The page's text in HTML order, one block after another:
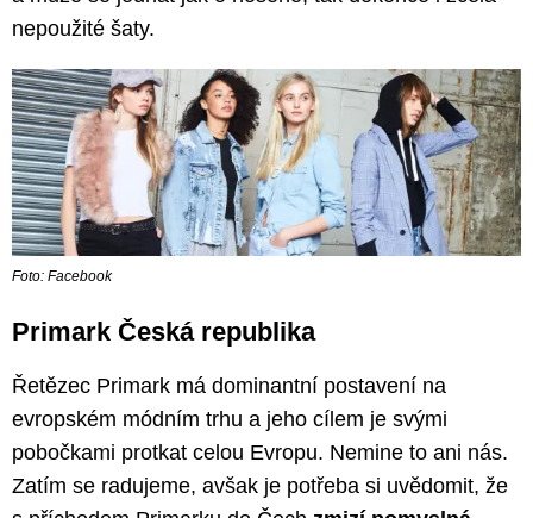
nepoužité šaty.
Foto: Facebook
Primark Česká republika
Řetězec Primark má dominantní postavení na
evropském módním trhu a jeho cílem je svými
pobočkami protkat celou Evropu. Nemine to ani nás.
Zatím se radujeme, avšak je potřeba si uvědomit, že